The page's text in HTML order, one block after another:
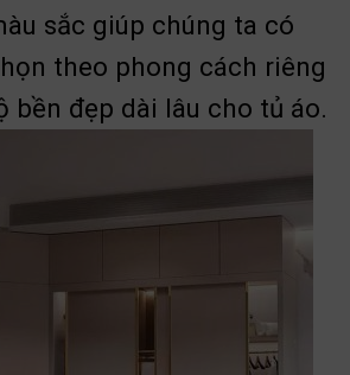
sắc giúp chúng ta có
theo phong cách riêng
bền đẹp dài lâu cho tủ áo.